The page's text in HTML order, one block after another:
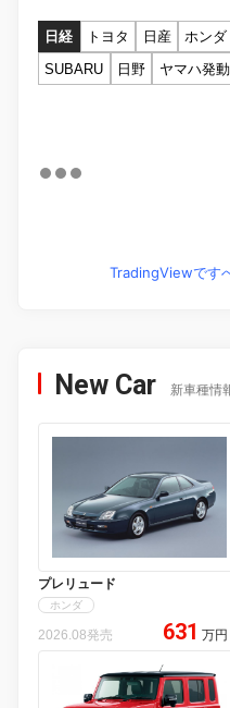
日経 トヨタ 日産 ホンダ
SUBARU
日野 ヤマハ発
TradingViewです
New Car 新車種情
プレリュード
ホンダ
2026.08発売 631 万円